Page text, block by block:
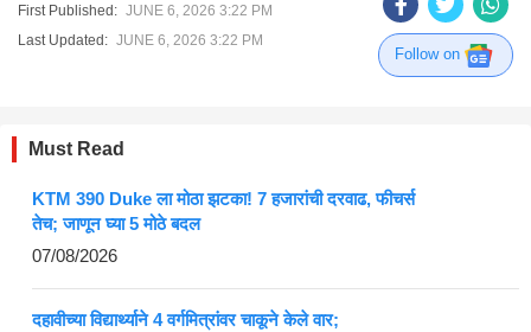
First Published: JUNE 6, 2026 3:22 PM
Last Updated: JUNE 6, 2026 3:22 PM
Follow on
Must Read
KTM 390 Duke ला मोठा झटका! 7 हजारांची दरवाढ, फीचर्स
तेच; जाणून घ्या 5 मोठे बदल
07/08/2026
दहावीच्या विद्यार्थ्याने 4 वर्गमित्रांवर चाकूने केले वार;